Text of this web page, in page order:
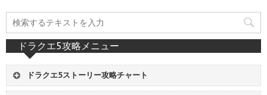
ドラクエ5攻略メニュー
ドラクエ5ストーリー攻略チャート
01
ストレンジャー号 - レヌール城